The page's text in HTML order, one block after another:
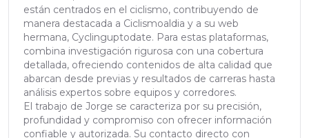
están centrados en el ciclismo, contribuyendo de
manera destacada a Ciclismoaldia y a su web
hermana, Cyclinguptodate. Para estas plataformas,
combina investigación rigurosa con una cobertura
detallada, ofreciendo contenidos de alta calidad que
abarcan desde previas y resultados de carreras hasta
análisis expertos sobre equipos y corredores.
El trabajo de Jorge se caracteriza por su precisión,
profundidad y compromiso con ofrecer información
confiable y autorizada. Su contacto directo con